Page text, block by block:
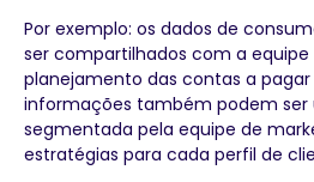
Por exemplo: os dados de
ser compartilhados com a
planejamento das contas a pagar
informações também podem ser
segmentada pela equipe de
estratégias para cada perfil de